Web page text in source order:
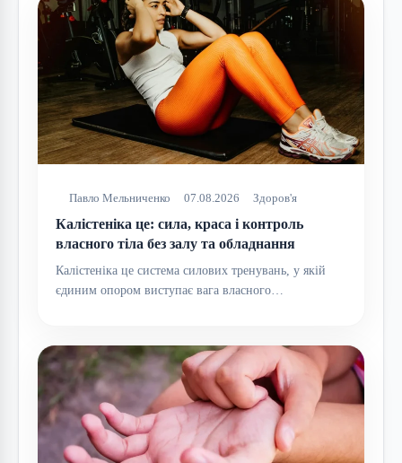
Павло Мельниченко 07.08.2026 Здоров'я
Калістеніка це: сила, краса і контроль
власного тіла без залу та обладнання
Калістеніка це система силових тренувань, у якій
єдиним опором виступає вага власного…